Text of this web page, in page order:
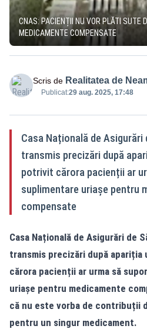
CNAS: PACIENȚII NU VOR PLĂTI SUTE
MEDICAMENTE COMPENSATE
Scris de Realitatea de
Publicat:29 aug. 2025, 17:48
Casa Națională de Asigurări
transmis precizări după
potrivit cărora pacienții ar
suplimentare uriașe pentru
compensate
Casa Națională de Asigurări de
transmis precizări după
cărora pacienții ar urma să
uriașe pentru medicamente
că nu este vorba de contribuții
pentru un singur medicament.